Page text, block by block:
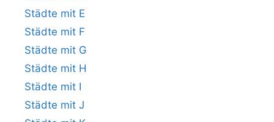
Städte mit E
Städte mit F
Städte mit G
Städte mit H
Städte mit I
Städte mit J